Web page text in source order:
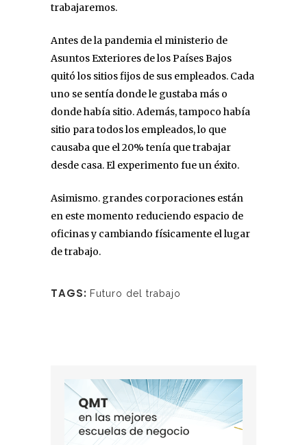
trabajaremos.
Antes de la pandemia el ministerio de
Asuntos Exteriores de los Países Bajos
quitó los sitios fijos de sus empleados. Cada
uno se sentía donde le gustaba más o
donde había sitio. Además, tampoco había
sitio para todos los empleados, lo que
causaba que el 20% tenía que trabajar
desde casa. El experimento fue un éxito.
Asimismo. grandes corporaciones están
en este momento reduciendo espacio de
oficinas y cambiando físicamente el lugar
de trabajo.
TAGS: Futuro del trabajo